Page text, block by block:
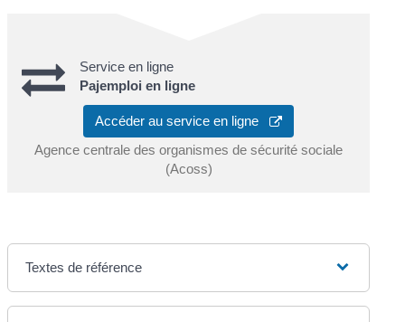
Service en ligne
Pajemploi en ligne
Accéder au service en ligne
Agence centrale des organismes de sécurité sociale
(Acoss)
Textes de référence